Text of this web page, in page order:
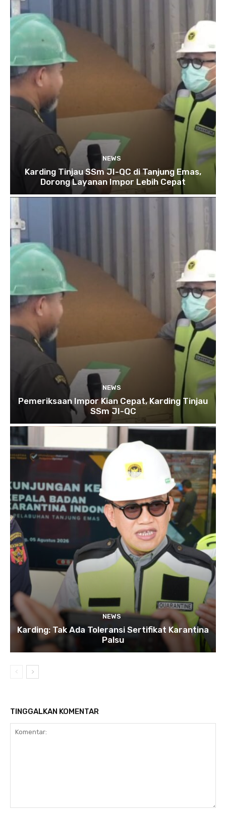
NEWS
Karding Tinjau SSm JI-QC di Tanjung Emas,
Dorong Layanan Impor Lebih Cepat
NEWS
Pemeriksaan Impor Kian Cepat, Karding Tinjau
SSm JI-QC
NEWS
Karding: Tak Ada Toleransi Sertifikat Karantina
Palsu
TINGGALKAN KOMENTAR